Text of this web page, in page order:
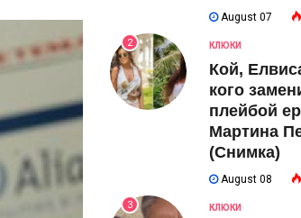
August 07
2 КЛЮКИ
Кой,
кого
плейбой
Мартина
(Снимка)
August 08
3 КЛЮКИ